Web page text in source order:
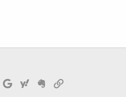
Эл. почта
Google Yahoo Evernote